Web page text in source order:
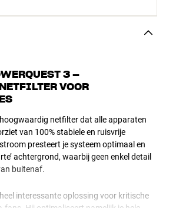
3 –
VOOR
netfilter dat alle apparaten
van 100% stabiele en ruisvrije
presteert je systeem optimaal en
achtergrond, waarbij geen enkel detail
buitenaf.
interessante oplossing voor kritische